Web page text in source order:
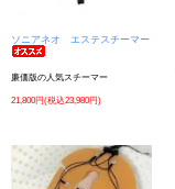
ソニアネオ エステスチーマー
廉価版の人気スチーマー
21,800円(税込23,980円)